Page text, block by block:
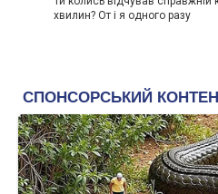
хвилин? От і я одного разу